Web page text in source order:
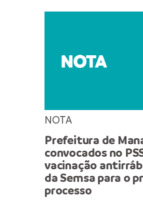
NOTA
Prefeitura de
convocados no
vacinação
da Semsa para o
processo